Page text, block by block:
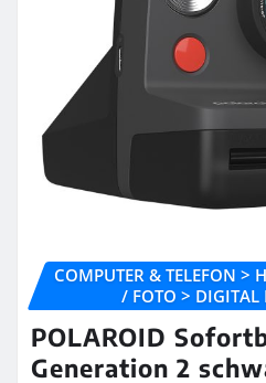
COMPUTER & TELEFON >
/ FOTO > DIGITAL
POLAROID
Generation 2